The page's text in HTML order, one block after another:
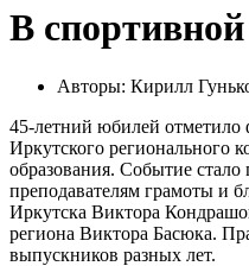
В
Авторы: Кирилл
45-летний юбилей отметило
Иркутского регионального
образования. Событие
преподавателям грамоты и
Иркутска Виктора
региона Виктора Басюка.
выпускников разных лет.